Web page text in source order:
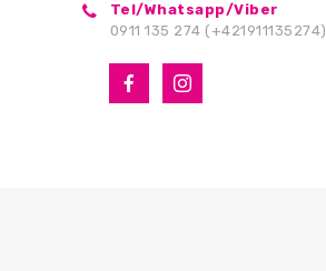
Tel/Whatsapp/Viber
0911 135 274 (+421911135274)